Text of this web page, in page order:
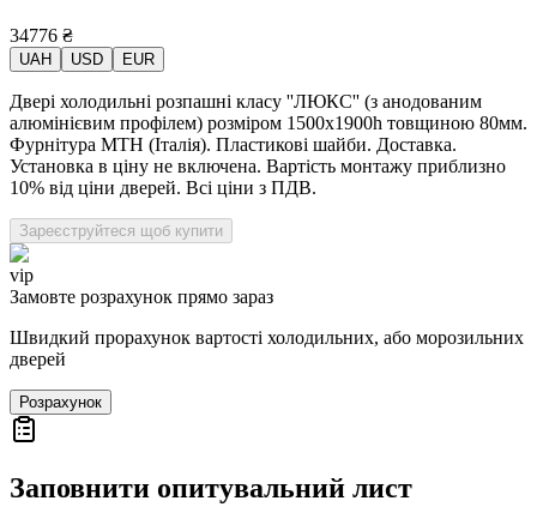
34776 ₴
UAH USD EUR
Двері холодильні розпашні класу ''ЛЮКС'' (з анодованим
алюмінієвим профілем) розміром 1500х1900h товщиною 80мм.
Фурнітура MTH (Італія). Пластикові шайби. Доставка.
Установка в ціну не включена. Вартість монтажу приблизно
10% від ціни дверей. Всі ціни з ПДВ.
Зареєструйтеся щоб купити
vip
Замовте розрахунок прямо зараз
Швидкий прорахунок вартості холодильних, або морозильних
дверей
Розрахунок
Заповнити опитувальний лист